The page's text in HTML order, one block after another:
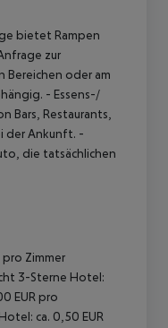
bietet Rampen
zur
Bereichen oder am
- Essens-/
Restaurants,
der Ankunft. -
die tatsächlichen
Zimmer
3-Sterne Hotel:
EUR pro
ca. 0,50 EUR